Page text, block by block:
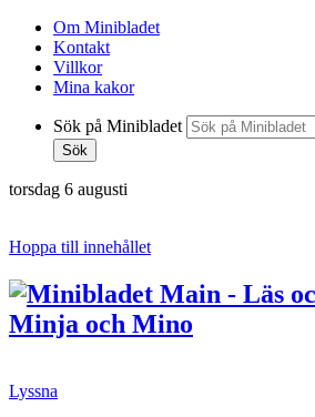
Om Minibladet
Kontakt
Villkor
Mina kakor
Sök på Minibladet
Sök
torsdag 6 augusti
Hoppa till innehållet
Lyssna